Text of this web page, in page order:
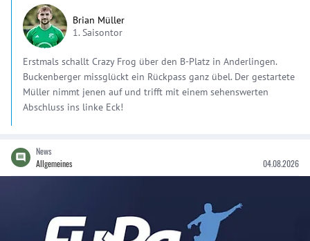
Brian Müller
1. Saisontor
Erstmals schallt Crazy Frog über den B-Platz in Anderlingen.
Buckenberger missglückt ein Rückpass ganz übel. Der gestartete
Müller nimmt jenen auf und trifft mit einem sehenswerten
Abschluss ins linke Eck!
News
Allgemeines
04.08.2026